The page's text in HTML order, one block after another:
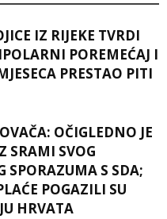
IZ RIJEKE TVRDI
POREMEĆAJ I
PRESTAO PITI
OČIGLEDNO JE
SRAMI SVOG
SPORAZUMA S SDA;
POGAZILI SU
HRVATA